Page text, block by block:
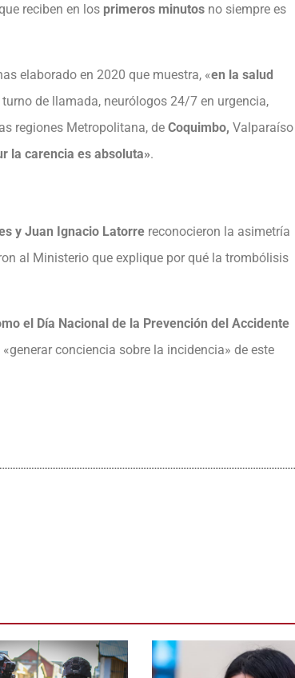
reciben en los primeros minutos no siempre es
elaborado en 2020 que muestra, «en la salud
de llamada, neurólogos 24/7 en urgencia,
regiones Metropolitana, de Coquimbo, Valparaíso
la carencia es absoluta».
y Juan Ignacio Latorre reconocieron la asimetría
al Ministerio que explique por qué la trombólisis
el Día Nacional de la Prevención del Accidente
conciencia sobre la incidencia» de este